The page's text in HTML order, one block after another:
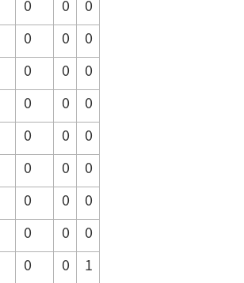
0 0
0
0 0
0
0 0
0
0 0
0
0 0
0
0 0
0
0 0
0
0 0
0
0 0 1